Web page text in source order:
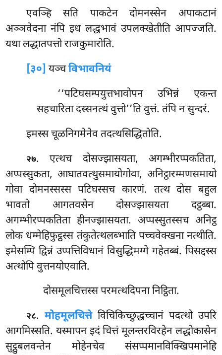
एवञ्हि सति पाकटेन दोमनस्सेन अपाकटानं
अञ्ञवेदना नंपि इध लद्धभावं उपलक्खेतीति आपज्जति.
यथा लद्धातपत्तो राजकुमारोति.
[३०] यञ्चविभावनियं
‘‘पटिघसम्पयुत्तभावोपन उभिन्नं एकन्त
सहचारिता दस्सनत्थं वुत्तो’’ति वुत्तं. तंपि न सुन्दरं.
इमस्स चूळनिगमेनेव तदत्थसिद्धितोति.
२७. एत्थच दोसज्झासयता, अगम्भीरप्पकतिता,
अप्पस्सुकता, आघातवत्थुसमायोगोवा, अनिट्ठारम्मणसमायो
गोवा दोमनस्सस्स पटिघस्सच कारणं. तत्थ दोस बहुल
भावतो आगतवसेन दोसज्झासयता दट्ठब्बा.
अगम्भीरप्पकतिता हीनज्झासयता. अप्पस्सुतस्सच अनिट्ठ
लोक धम्मेहिफुट्ठस्स तंकुतेत्थलब्भाति पच्चवेक्खना नत्थीति.
इमेसम्पि द्विन्नं उप्पत्तिविधानं विसुद्धिमग्गे गहेतब्बं. पिसद्दस्स
अत्थोपि वुत्तनयोएवाति.
दोसमूलचित्तस्स परमत्थदिपना निट्ठिता.
२८. मोहमूलचित्तेविचिकिच्छुद्धच्चानं पदत्थो उपरि
आगमिस्सति. यस्मापन इदं चित्तं मूलन्तरविरहेन लद्धोकासेन
सुट्ठुबलवन्तेन मोहेनचेव संसप्पमानविक्खिपमानेहि